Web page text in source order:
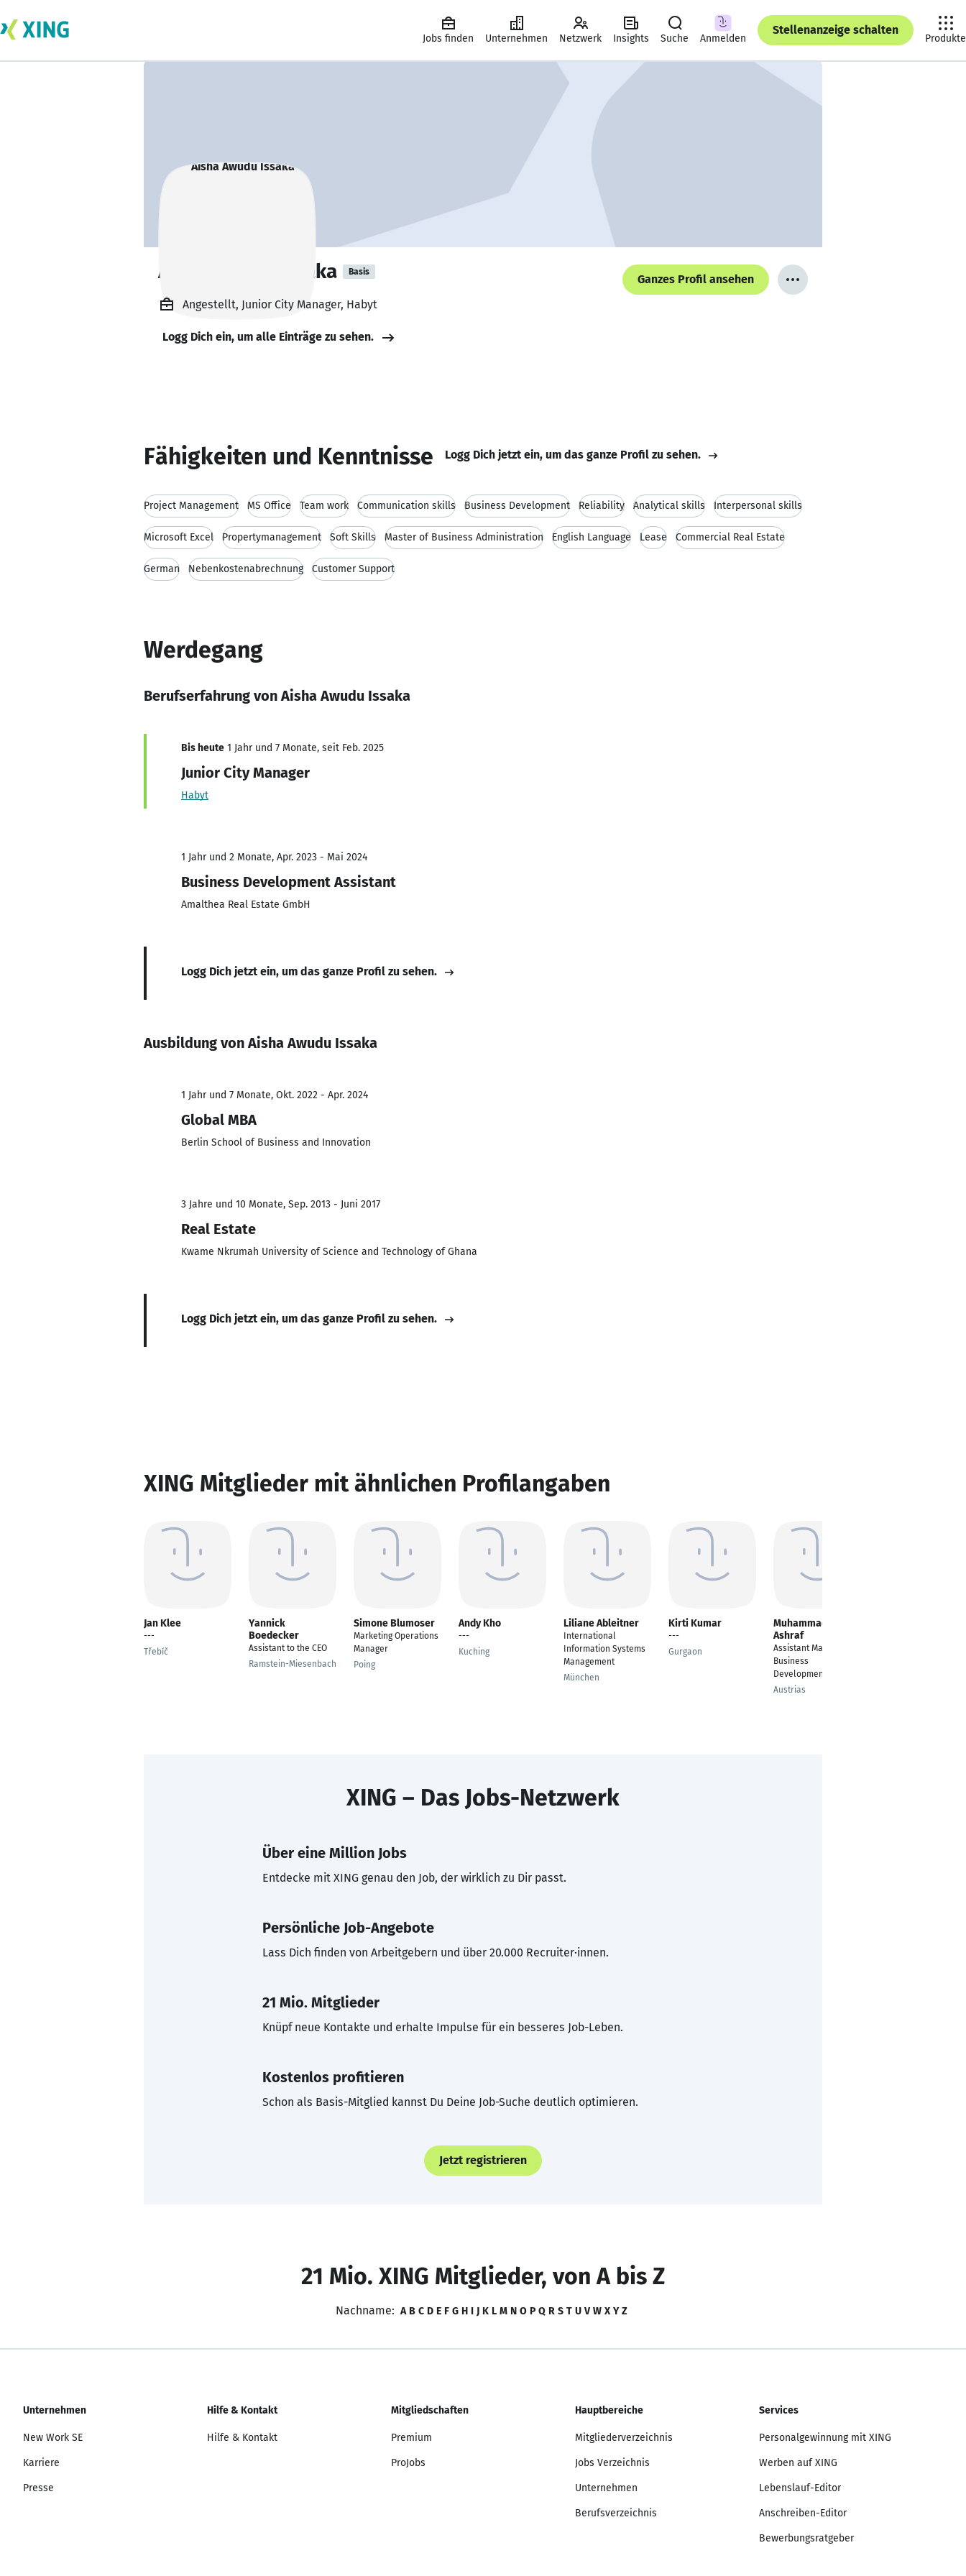
Jobs finden Unternehmen Netzwerk Insights Suche Anmelden
Stellenanzeige schalten
Produkte
Aisha Awudu Issaka Basis
Ganzes Profil ansehen
Angestellt, Junior City Manager, Habyt
Logg Dich ein, um alle Einträge zu sehen.
Fähigkeiten und Kenntnisse Logg Dich jetzt ein, um das ganze Profil zu sehen.
Project Management MS Office Team work Communication skills Business Development Reliability Analytical skills Interpersonal skills
Microsoft Excel Propertymanagement Soft Skills Master of Business Administration English Language Lease Commercial Real Estate
German Nebenkostenabrechnung Customer Support
Werdegang
Berufserfahrung von Aisha Awudu Issaka
Bis heute 1 Jahr und 7 Monate, seit Feb. 2025
Junior City Manager
Habyt
1 Jahr und 2 Monate, Apr. 2023 - Mai 2024
Business Development Assistant
Amalthea Real Estate GmbH
Logg Dich jetzt ein, um das ganze Profil zu sehen.
Ausbildung von Aisha Awudu Issaka
1 Jahr und 7 Monate, Okt. 2022 - Apr. 2024
Global MBA
Berlin School of Business and Innovation
3 Jahre und 10 Monate, Sep. 2013 - Juni 2017
Real Estate
Kwame Nkrumah University of Science and Technology of Ghana
Logg Dich jetzt ein, um das ganze Profil zu sehen.
XING Mitglieder mit ähnlichen Profilangaben
Jan Klee
---
Třebíč
Yannick
Boedecker
Assistant to the CEO
Ramstein-Miesenbach
Simone Blumoser
Marketing Operations
Manager
Poing
Andy Kho
---
Kuching
Liliane Ableitner
International
Information Systems
Management
München
Kirti Kumar
---
Gurgaon
Muhammad Awais
Ashraf
Assistant Manager
Business
Development
Austrias
XING – Das Jobs-Netzwerk
Über eine Million Jobs
Entdecke mit XING genau den Job, der wirklich zu Dir passt.
Persönliche Job-Angebote
Lass Dich finden von Arbeitgebern und über 20.000 Recruiter·innen.
21 Mio. Mitglieder
Knüpf neue Kontakte und erhalte Impulse für ein besseres Job-Leben.
Kostenlos profitieren
Schon als Basis-Mitglied kannst Du Deine Job-Suche deutlich optimieren.
Jetzt registrieren
21 Mio. XING Mitglieder, von A bis Z
Nachname: A B C D E F G H I J K L M N O P Q R S T U V W X Y Z
Unternehmen
New Work SE
Karriere
Presse
Hilfe & Kontakt
Hilfe & Kontakt
Mitgliedschaften
Premium
ProJobs
Hauptbereiche
Mitgliederverzeichnis
Jobs Verzeichnis
Unternehmen
Berufsverzeichnis
Services
Personalgewinnung mit XING
Werben auf XING
Lebenslauf-Editor
Anschreiben-Editor
Bewerbungsratgeber